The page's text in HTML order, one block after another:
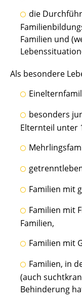
die
Familien und
Als besondere
besonders
Elternteil unter
Familien mit
Familien mit
Familien,
Familien mit
Familien, in
(auch
Behinderung